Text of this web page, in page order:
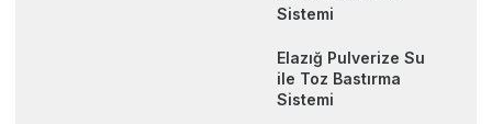
Sistemi
Elazığ Pulverize Su
ile Toz Bastırma
Sistemi